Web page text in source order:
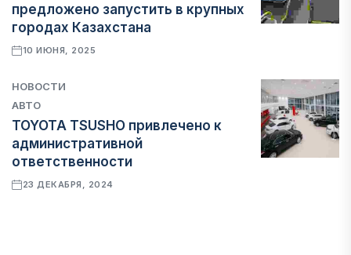
предложено запустить в крупных
городах Казахстана
10 ИЮНЯ, 2025
НОВОСТИ
АВТО
TOYOTA TSUSHO привлечено к
административной
ответственности
23 ДЕКАБРЯ, 2024